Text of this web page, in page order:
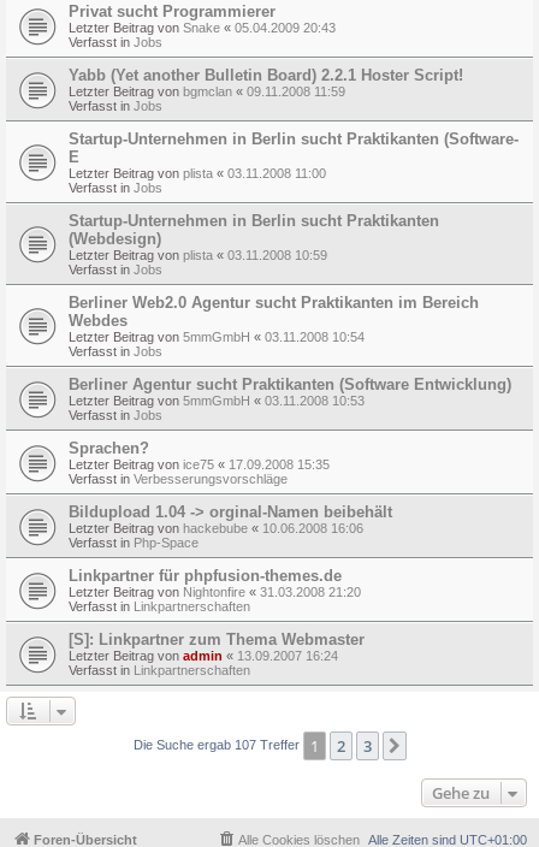
Privat sucht Programmierer
Letzter Beitrag von Snake « 05.04.2009 20:43
Verfasst in Jobs
Yabb (Yet another Bulletin Board) 2.2.1 Hoster Script!
Letzter Beitrag von bgmclan « 09.11.2008 11:59
Verfasst in Jobs
Startup-Unternehmen in Berlin sucht Praktikanten (Software-
E
Letzter Beitrag von plista « 03.11.2008 11:00
Verfasst in Jobs
Startup-Unternehmen in Berlin sucht Praktikanten
(Webdesign)
Letzter Beitrag von plista « 03.11.2008 10:59
Verfasst in Jobs
Berliner Web2.0 Agentur sucht Praktikanten im Bereich
Webdes
Letzter Beitrag von 5mmGmbH « 03.11.2008 10:54
Verfasst in Jobs
Berliner Agentur sucht Praktikanten (Software Entwicklung)
Letzter Beitrag von 5mmGmbH « 03.11.2008 10:53
Verfasst in Jobs
Sprachen?
Letzter Beitrag von ice75 « 17.09.2008 15:35
Verfasst in Verbesserungsvorschläge
Bildupload 1.04 -> orginal-Namen beibehält
Letzter Beitrag von hackebube « 10.06.2008 16:06
Verfasst in Php-Space
Linkpartner für phpfusion-themes.de
Letzter Beitrag von Nightonfire « 31.03.2008 21:20
Verfasst in Linkpartnerschaften
[S]: Linkpartner zum Thema Webmaster
Letzter Beitrag von admin « 13.09.2007 16:24
Verfasst in Linkpartnerschaften
Die Suche ergab 107 Treffer 1 2 3
Gehe zu
Foren-Übersicht Alle Zeiten sind UTC+01:00
Alle Cookies löschen